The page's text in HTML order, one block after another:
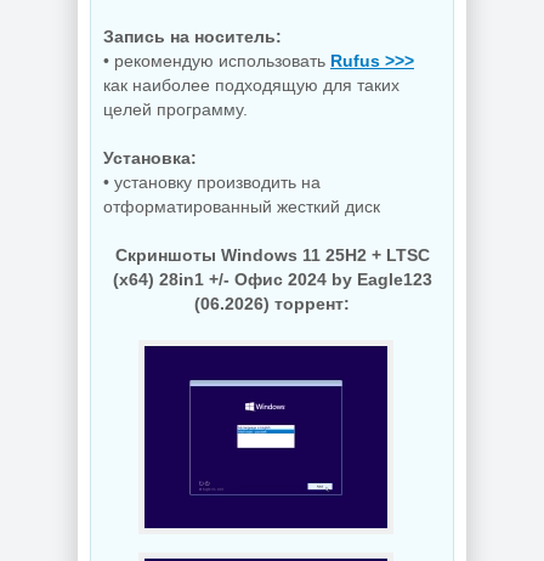
Запись на носитель:
• рекомендую использовать Rufus >>>
как наиболее подходящую для таких
целей программу.
Установка:
• установку производить на
отформатированный жесткий диск
Скриншоты Windows 11 25H2 + LTSC
(x64) 28in1 +/- Офис 2024 by Eagle123
(06.2026) торрент: